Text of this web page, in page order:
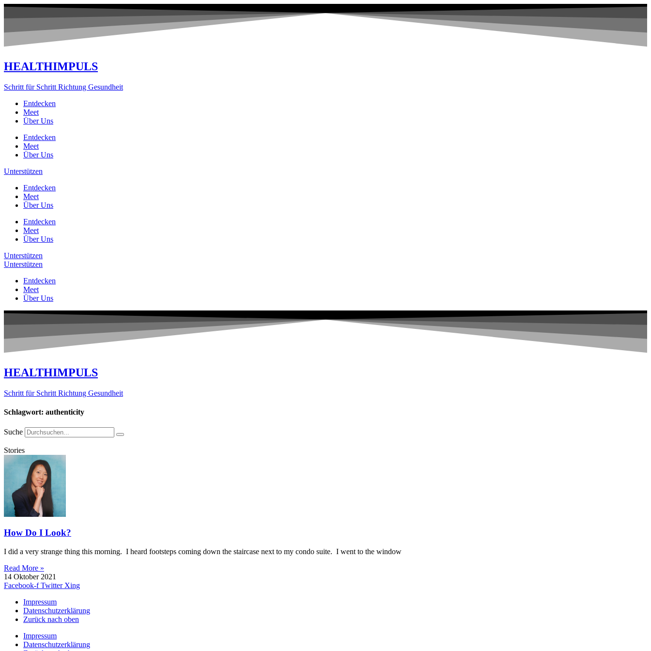
Zum
HEALTHIMPULS
Schritt für Schritt Richtung Gesundheit
Entdecken
Meet
Über Uns
Entdecken
Meet
Über Uns
Unterstützen
Entdecken
Meet
Über Uns
Entdecken
Meet
Über Uns
Unterstützen
Unterstützen
Entdecken
Meet
Über Uns
HEALTHIMPULS
Schritt für Schritt Richtung Gesundheit
Schlagwort: authenticity
Suche
Stories
How Do I Look?
I did a very strange thing this morning. I heard footsteps coming down the staircase next to my condo suite. I went to the window
Read More »
14 Oktober 2021
Facebook-f Twitter Xing
Impressum
Datenschutzerklärung
Zurück nach oben
Impressum
Datenschutzerklärung